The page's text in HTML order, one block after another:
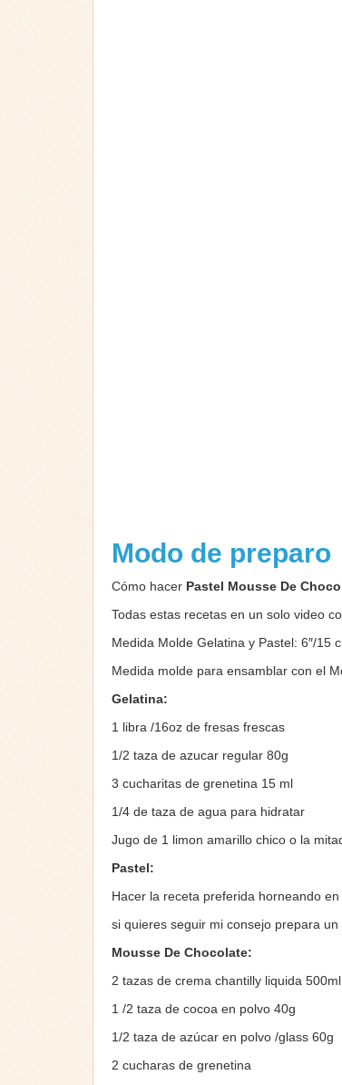
Modo de preparo
Cómo hacer Pastel Mousse De
Todas estas recetas en un solo video
Medida Molde Gelatina y Pastel: 6″/15
Medida molde para ensamblar con el
Gelatina:
1 libra /16oz de fresas frescas
1/2 taza de azucar regular 80g
3 cucharitas de grenetina 15 ml
1/4 de taza de agua para hidratar
Jugo de 1 limon amarillo chico o la
Pastel:
Hacer la receta preferida horneando en
si quieres seguir mi consejo prepara
Mousse De Chocolate:
2 tazas de crema chantilly liquida 500ml
1 /2 taza de cocoa en polvo 40g
1/2 taza de azúcar en polvo /glass 60g
2 cucharas de grenetina